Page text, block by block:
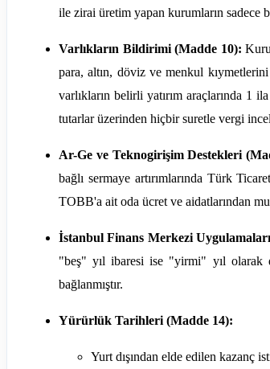
ile zirai üretim yapan kurumların
Varlıkların Bildirimi (Madde 10):
para, altın, döviz ve menkul
varlıkların belirli yatırım araçlarında 1
tutarlar üzerinden hiçbir suretle vergi
Ar-Ge ve Teknogirişim Destekleri
bağlı sermaye artırımlarında Türk
TOBB'a ait oda ücret ve aidatlarından
İstanbul Finans Merkezi
"beş" yıl ibaresi ise "yirmi" yıl olarak
bağlanmıştır.
Yürürlük Tarihleri (Madde 14):
Yurt dışından elde edilen kazanç